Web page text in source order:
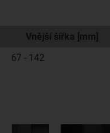
Vnější šířka [mm]
67 - 142